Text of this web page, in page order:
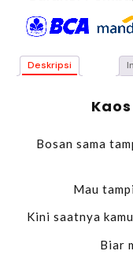
Deskripsi
Bosan sama
Mau
Kini saatnya
Biar